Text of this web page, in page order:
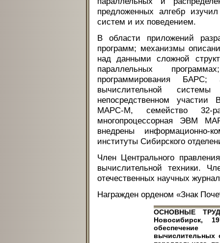
предложенных алгебр
систем и их поведением.
В области приложений
программ; механизмы
над данными сложной
параллельных
программирования БАРС;
вычислительной
непосредственном
МАРС-М, семейство 32-
многопроцессорная ЭВМ
внедрены информационно-
институты Сибирского
Член Центрального
вычислительной техники.
отечественных научных
Награжден орденом «Знак
ОСНОВНЫЕ
Новосибирск,
обеспечение
вычислительных